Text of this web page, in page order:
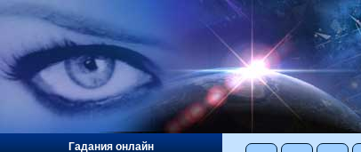
Гадания онлайн